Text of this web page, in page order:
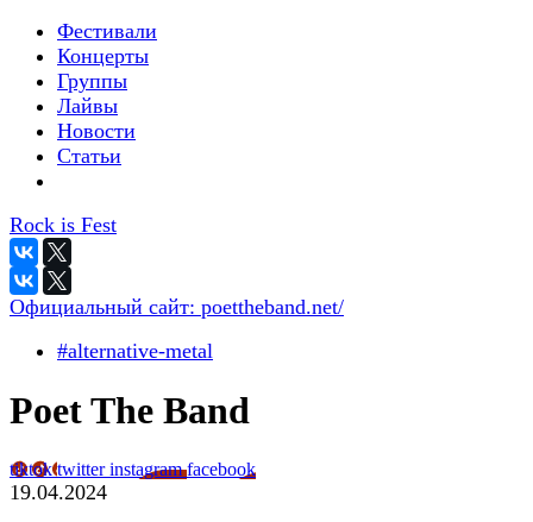
Фестивали
Концерты
Группы
Лайвы
Новости
Статьи
Rock is Fest
Официальный сайт: poettheband.net/
#alternative-metal
Poet The Band
tiktoktwitterinstagramfacebook
19.04.2024